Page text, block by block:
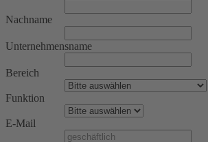
Nachname
Unternehmensname
Bereich
Funktion
E-Mail